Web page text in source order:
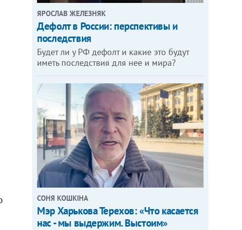
ЯРОСЛАВ ЖЕЛЕЗНЯК
Дефолт в России: перспективы и
последствия
Будет ли у РФ дефолт и какие это будут
иметь последствия для нее и мира?
СОНЯ КОШКІНА
Мэр Харькова Терехов: «Что касается
нас - мы выдержим. Выстоим»